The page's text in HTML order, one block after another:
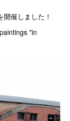
催しました！
"in